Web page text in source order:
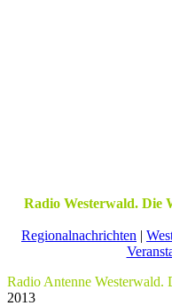
Radio Westerwald. Die
Regionalnachrichten |
Radio Antenne Westerwald.
2013